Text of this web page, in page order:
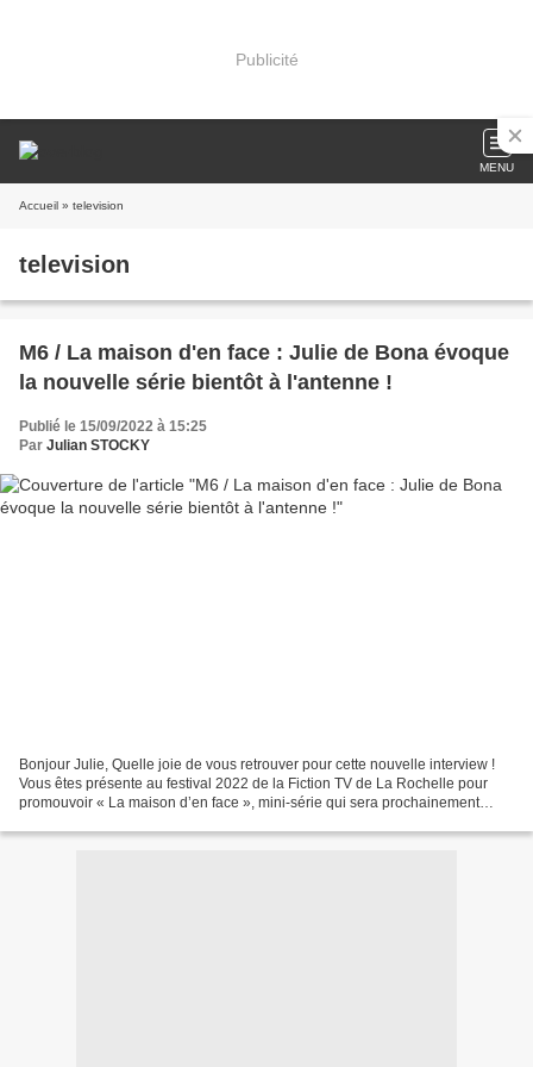
Publicité
MENU
Accueil » television
television
M6 / La maison d'en face : Julie de Bona évoque
la nouvelle série bientôt à l'antenne !
Publié le 15/09/2022 à 15:25
Par Julian STOCKY
Bonjour Julie, Quelle joie de vous retrouver pour cette nouvelle interview !
Vous êtes présente au festival 2022 de la Fiction TV de La Rochelle pour
promouvoir « La maison d’en face », mini-série qui sera prochainement